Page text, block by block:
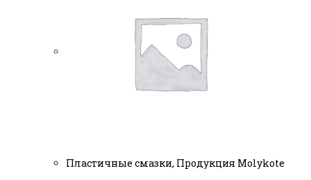
Пластичные смазки, Продукция Molykote